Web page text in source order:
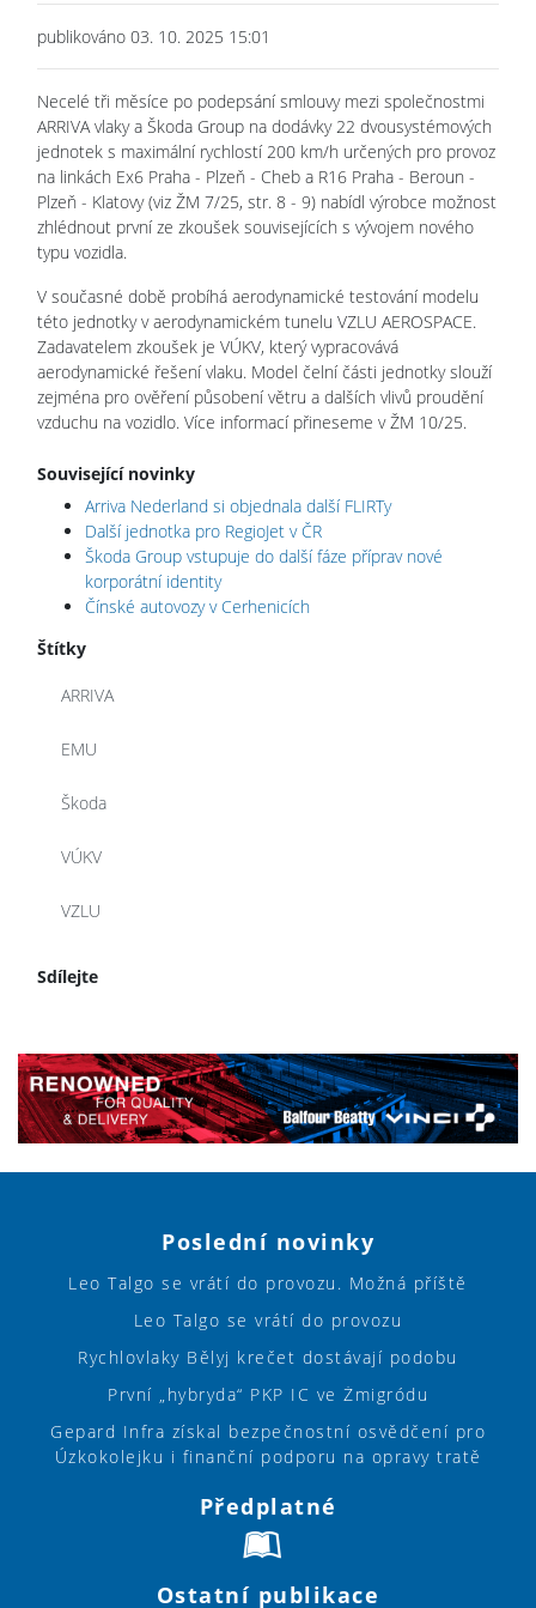
publikováno 03. 10. 2025 15:01
Necelé tři měsíce po podepsání smlouvy mezi společnostmi
ARRIVA vlaky a Škoda Group na dodávky 22 dvousystémových
jednotek s maximální rychlostí 200 km/h určených pro provoz
na linkách Ex6 Praha - Plzeň - Cheb a R16 Praha - Beroun -
Plzeň - Klatovy (viz ŽM 7/25, str. 8 - 9) nabídl výrobce možnost
zhlédnout první ze zkoušek souvisejících s vývojem nového
typu vozidla.
V současné době probíhá aerodynamické testování modelu
této jednotky v aerodynamickém tunelu VZLU AEROSPACE.
Zadavatelem zkoušek je VÚKV, který vypracovává
aerodynamické řešení vlaku. Model čelní části jednotky slouží
zejména pro ověření působení větru a dalších vlivů proudění
vzduchu na vozidlo. Více informací přineseme v ŽM 10/25.
Související novinky
Arriva Nederland si objednala další FLIRTy
Další jednotka pro RegioJet v ČR
Škoda Group vstupuje do další fáze příprav nové
korporátní identity
Čínské autovozy v Cerhenicích
Štítky
ARRIVA
EMU
Škoda
VÚKV
VZLU
Sdílejte
Poslední novinky
Leo Talgo se vrátí do provozu. Možná příště
Leo Talgo se vrátí do provozu
Rychlovlaky Bělyj krečet dostávají podobu
První „hybryda“ PKP IC ve Żmigródu
Gepard Infra získal bezpečnostní osvědčení pro
Úzkokolejku i finanční podporu na opravy tratě
Předplatné
Ostatní publikace